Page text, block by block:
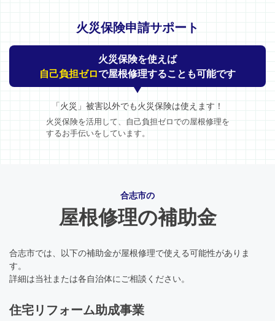
火災保険申請サポート
火災保険を使えば
自己負担ゼロで屋根修理することも可能です
「火災」被害以外でも火災保険は使えます！
火災保険を活用して、自己負担ゼロでの屋根修理を
するお手伝いをしています。
合志市の
屋根修理の補助金
合志市では、以下の補助金が屋根修理で使える可能性がありま
す。
詳細は当社または各自治体にご相談ください。
住宅リフォーム助成事業